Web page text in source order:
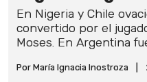
En Nigeria y Chile
convertido por el
Moses. En Argentina
Por María Ignacia Inostroza